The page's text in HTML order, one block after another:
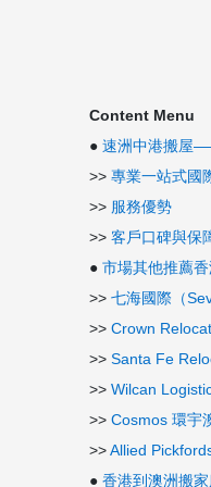
Content Menu
● 速洲中港搬屋
>> 專業一站式國
>> 服務優勢
>> 客戶口碑與保
● 市場其他推薦
>> 七海國際（
>> Crown
>> Santa Fe
>> Wilcan
>> Cosmos 環宇
>>Allied
● 香港到澳洲搬